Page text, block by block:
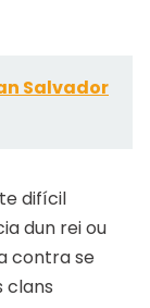
Salvador
difícil
dun rei ou
contra se
clans